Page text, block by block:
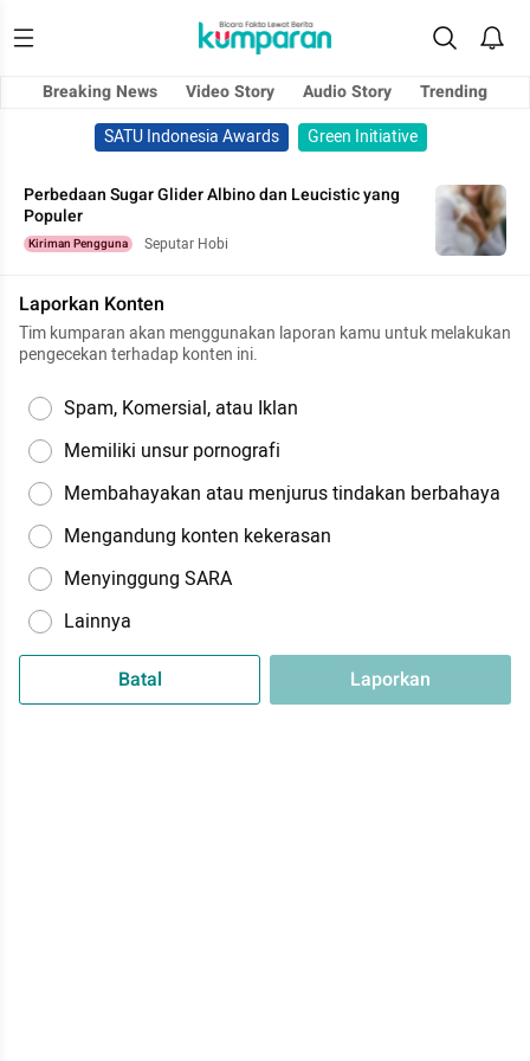
Breaking News Video Story Audio Story
Trending
SATU Indonesia Awards
Green Initiative
Perbedaan Sugar Glider Albino dan Leucistic yang
Populer
Kiriman Pengguna Seputar Hobi
Laporkan Konten
Tim kumparan akan menggunakan laporan kamu untuk melakukan
pengecekan terhadap konten ini.
Spam, Komersial, atau Iklan
Memiliki unsur pornografi
Membahayakan atau menjurus tindakan berbahaya
Mengandung konten kekerasan
Menyinggung SARA
Lainnya
Batal Laporkan